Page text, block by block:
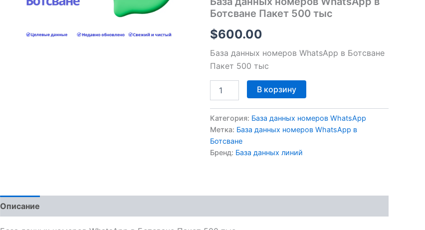
Ботсване Пакет 500 тыс
$600.00
База данных номеров WhatsApp в Ботсване
Пакет 500 тыс
Ботсване
500
тыс
В корзину
Категория: База данных номеров WhatsApp
Метка: База данных номеров WhatsApp в
Ботсване
Бренд: База данных линий
Описание